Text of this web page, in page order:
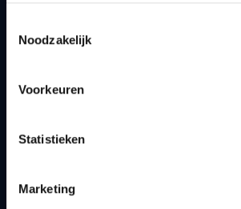
Noodzakelijk
Voorkeuren
Statistieken
Marketing
Quick links
How to get to the VUB campuses